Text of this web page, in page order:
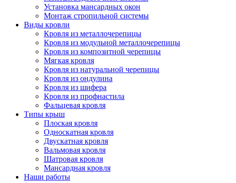
Установка мансардных окон
Монтаж стропильной системы
Виды кровли
Кровля из металлочерепицы
Кровля из модульной металлочерепицы
Кровля из композитной черепицы
Мягкая кровля
Кровля из натуральной черепицы
Кровля из ондулина
Кровля из шифера
Кровля из профнастила
Фальцевая кровля
Типы крыш
Плоская кровля
Односкатная кровля
Двускатная кровля
Вальмовая кровля
Шатровая кровля
Мансардная кровля
Наши работы